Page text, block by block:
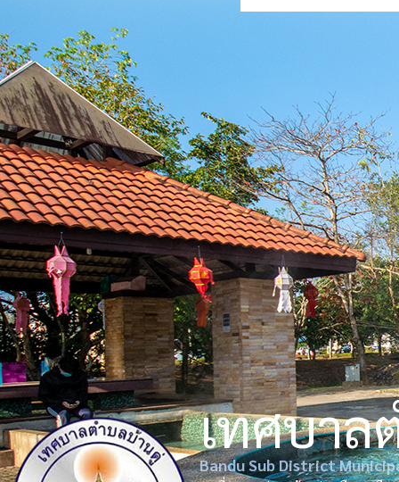
ไตรมาสที่ 3 เดือน
เทศบาล
Bandu Sub District